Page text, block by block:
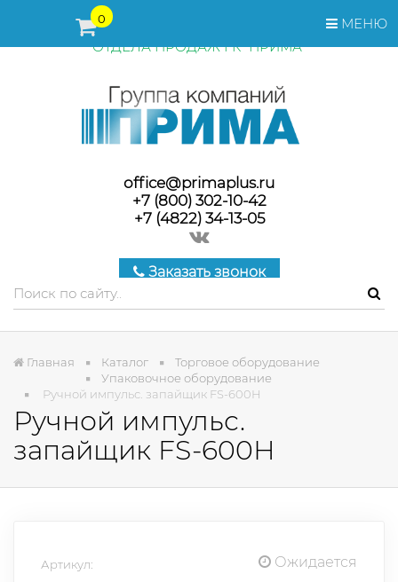
МЕНЮ
0
ПЕРЕД ОФОРМЛЕНИЕМ ЗАКАЗА, СТОИМОСТЬ И СРОКИ
ПОСТАВКИ ТОВАРА УТОЧНЯЙТЕ У МЕНЕДЖЕРОВ
ОТДЕЛА ПРОДАЖ ГК "ПРИМА"
office@primaplus.ru
+7 (800) 302-10-42
+7 (4822) 34-13-05
Заказать звонок
Главная Каталог
Торговое оборудование
Упаковочное оборудование
Ручной импульс. запайщик FS-600Н
Ручной импульс.
запайщик FS-600Н
Артикул: Ожидается